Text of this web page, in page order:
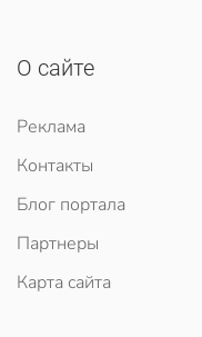
О сайте
Реклама
Контакты
Блог портала
Партнеры
Карта сайта